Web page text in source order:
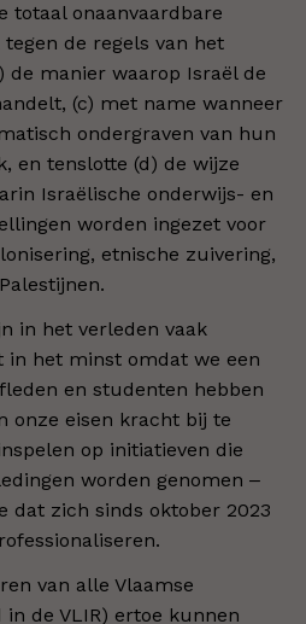
totaal onaanvaardbare
de regels van het
de manier waarop Israël de
(c) met name wanneer
ondergraven van hun
en tenslotte (d) de wijze
Israëlische onderwijs- en
worden ingezet voor
etnische zuivering,
in het verleden vaak
in het minst omdat we een
en studenten hebben
onze eisen kracht bij te
op initiatieven die
worden genomen ‒
dat zich sinds oktober 2023
van alle Vlaamse
de VLIR) ertoe kunnen